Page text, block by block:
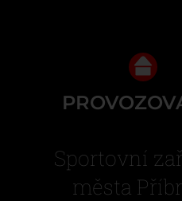
Sportovní
města